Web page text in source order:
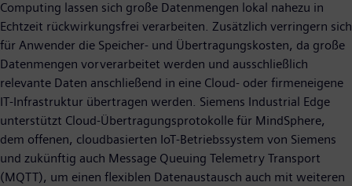
Computing lassen sich große Datenmengen lokal nahezu in
Echtzeit rückwirkungsfrei verarbeiten. Zusätzlich verringern sich
für Anwender die Speicher- und Übertragungskosten, da große
Datenmengen vorverarbeitet werden und ausschließlich
relevante Daten anschließend in eine Cloud- oder firmeneigene
IT-Infrastruktur übertragen werden. Siemens Industrial Edge
unterstützt Cloud-Übertragungsprotokolle für MindSphere,
dem offenen, cloudbasierten IoT-Betriebssystem von Siemens
und zukünftig auch Message Queuing Telemetry Transport
(MQTT), um einen flexiblen Datenaustausch auch mit weiteren